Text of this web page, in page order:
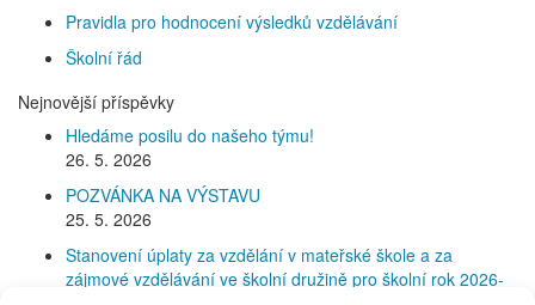
Pravidla pro hodnocení výsledků vzdělávání
Školní řád
Nejnovější příspěvky
Hledáme posilu do našeho týmu!
26. 5. 2026
POZVÁNKA NA VÝSTAVU
25. 5. 2026
Stanovení úplaty za vzdělání v mateřské škole a za
zájmové vzdělávání ve školní družině pro školní rok 2026-